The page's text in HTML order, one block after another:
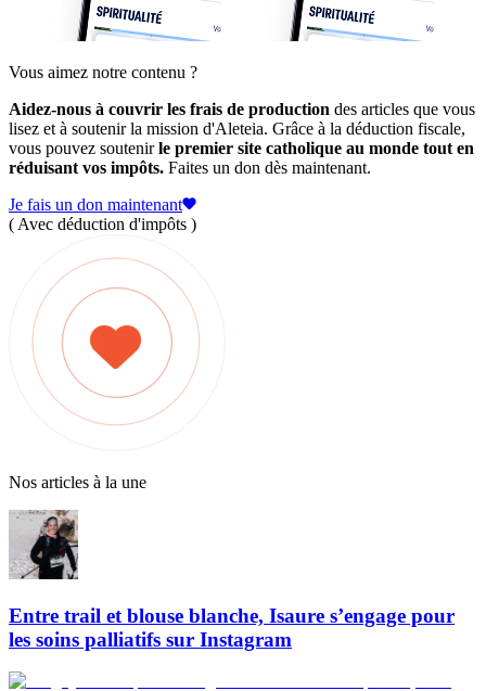
Vous aimez notre contenu ?
Aidez-nous à couvrir les frais de production des articles que vous
lisez et à soutenir la mission d'Aleteia. Grâce à la déduction fiscale,
vous pouvez soutenirle premier site catholique au monde tout en
réduisant vos impôts. Faites un don dès maintenant.
Je fais un don maintenant
( Avec déduction d'impôts )
Nos articles à la une
Entre trail et blouse blanche, Isaure s’engage pour
les soins palliatifs sur Instagram